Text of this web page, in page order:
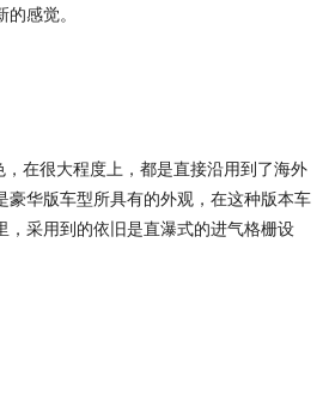
感觉。
在很大程度上，都是直接沿用到了海外
华版车型所具有的外观，在这种版本车
采用到的依旧是直瀑式的进气格栅设